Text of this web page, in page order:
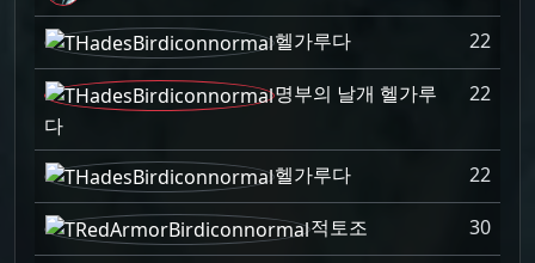
헬가루다
22
명부의 날개 헬가루
다
22
헬가루다
22
적토조
30